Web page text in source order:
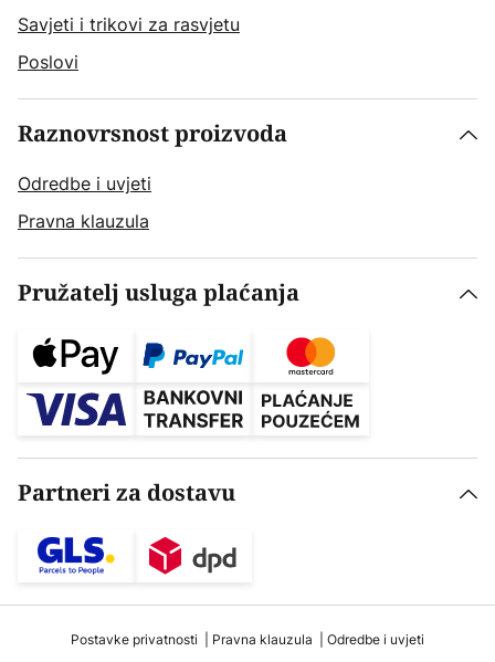
Savjeti i trikovi za rasvjetu
Poslovi
Raznovrsnost proizvoda
Odredbe i uvjeti
Pravna klauzula
Pružatelj usluga plaćanja
Partneri za dostavu
Postavke privatnosti Pravna klauzula Odredbe i uvjeti